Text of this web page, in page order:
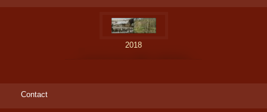
2018
Contact